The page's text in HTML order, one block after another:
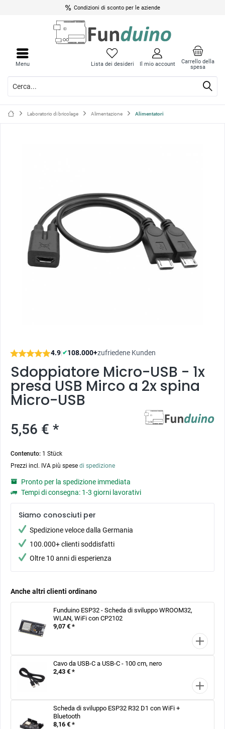
Condizioni di sconto per le aziende
Carrello della
spesa
Lista dei desideri Il mio account
Menu
Laboratorio di bricolage Alimentazione Alimentatori
4.9|✔108.000+zufriedene Kunden
Sdoppiatore Micro-USB - 1x
presa USB Mirco a 2x spina
Micro-USB
5,56 € *
Contenuto: 1 Stück
Prezzi incl. IVA più spese di spedizione
Pronto per la spedizione immediata
Tempi di consegna: 1-3 giorni lavorativi
Siamo conosciuti per
Spedizione veloce dalla Germania
100.000+ clienti soddisfatti
Oltre 10 anni di esperienza
Anche altri clienti ordinano
Funduino ESP32 - Scheda di sviluppo WROOM32,
WLAN, WiFi con CP2102
9,07 € *
Cavo da USB-C a USB-C - 100 cm, nero
2,43 € *
Scheda di sviluppo ESP32 R32 D1 con WiFi +
Bluetooth
8,16 € *
menu
menu